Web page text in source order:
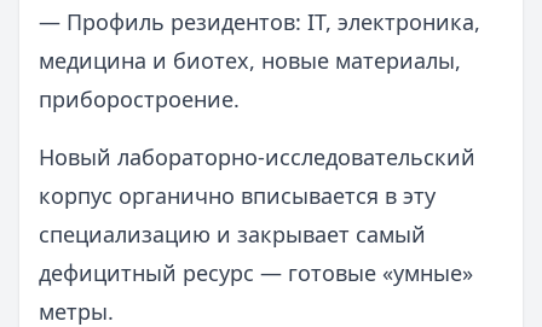
— Профиль резидентов: IT, электроника,
медицина и биотех, новые материалы,
приборостроение.
Новый лабораторно-исследовательский
корпус органично вписывается в эту
специализацию и закрывает самый
дефицитный ресурс — готовые «умные»
метры.